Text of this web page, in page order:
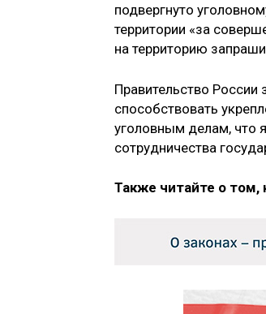
подвергнуто
территории «за
на территорию
Правительство России
способствовать
уголовным делам, что
сотрудничества
Также читайте о том,